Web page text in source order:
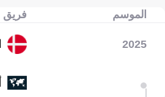
الموسم فريق
2025